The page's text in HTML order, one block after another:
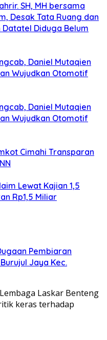
SH, MH bersama
Desak Tata Ruang dan
Datatel Diduga Belum
Daniel Mutaqien
Wujudkan Otomotif
Daniel Mutaqien
Wujudkan Otomotif
Cimahi Transparan
Lewat Kajian 1,5
Rp1,5 Miliar
Pembiaran
Jaya Kec.
Laskar Benteng
keras terhadap